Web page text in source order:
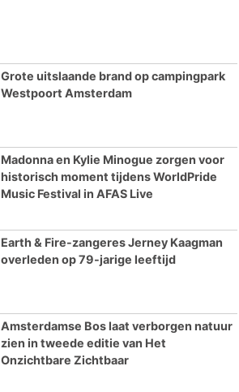
Grote uitslaande brand op campingpark
Westpoort Amsterdam
Madonna en Kylie Minogue zorgen voor
historisch moment tijdens WorldPride
Music Festival in AFAS Live
Earth & Fire-zangeres Jerney Kaagman
overleden op 79-jarige leeftijd
Amsterdamse Bos laat verborgen natuur
zien in tweede editie van Het
Onzichtbare Zichtbaar